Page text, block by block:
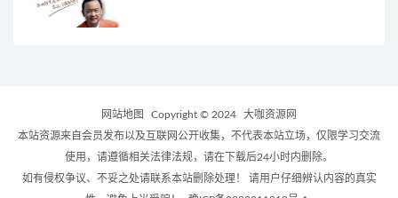
网站地图 Copyright © 2024
大咖资源网
本站资源来自会员发布以及互联网公开收集，不代表本站立场，仅限学习交流
使用，请遵循相关法律法规，请在下载后24小时内删除。
如有侵权争议、不妥之处请联系本站删除处理！ 请用户仔细辨认内容的真实